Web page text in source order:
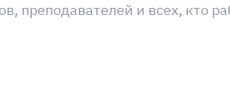
преподавателей и всех, кто